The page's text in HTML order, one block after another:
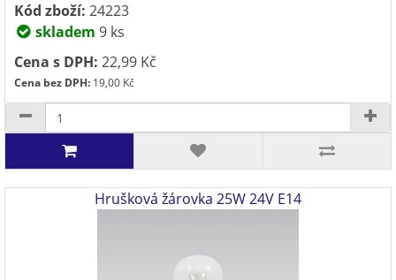
Kód zboží: 24223
skladem 9 ks
Cena s DPH: 22,99 Kč
Cena bez DPH: 19,00 Kč
Hrušková žárovka 25W 24V E14